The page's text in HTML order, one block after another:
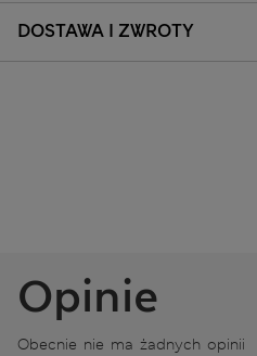
DOSTAWA I ZWROTY
Opinie
Obecnie nie ma żadnych opinii